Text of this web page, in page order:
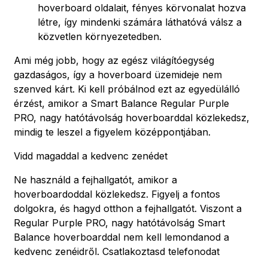
hoverboard oldalait, fényes körvonalat hozva
létre, így mindenki számára láthatóvá válsz a
közvetlen környezetedben.
Ami még jobb, hogy az egész világítóegység
gazdaságos, így a hoverboard üzemideje nem
szenved kárt. Ki kell próbálnod ezt az egyedülálló
érzést, amikor a Smart Balance Regular Purple
PRO, nagy hatótávolság hoverboarddal közlekedsz,
mindig te leszel a figyelem középpontjában.
Vidd magaddal a kedvenc zenédet
Ne használd a fejhallgatót, amikor a
hoverboardoddal közlekedsz. Figyelj a fontos
dolgokra, és hagyd otthon a fejhallgatót. Viszont a
Regular Purple PRO, nagy hatótávolság Smart
Balance hoverboarddal nem kell lemondanod a
kedvenc zenéidről. Csatlakoztasd telefonodat